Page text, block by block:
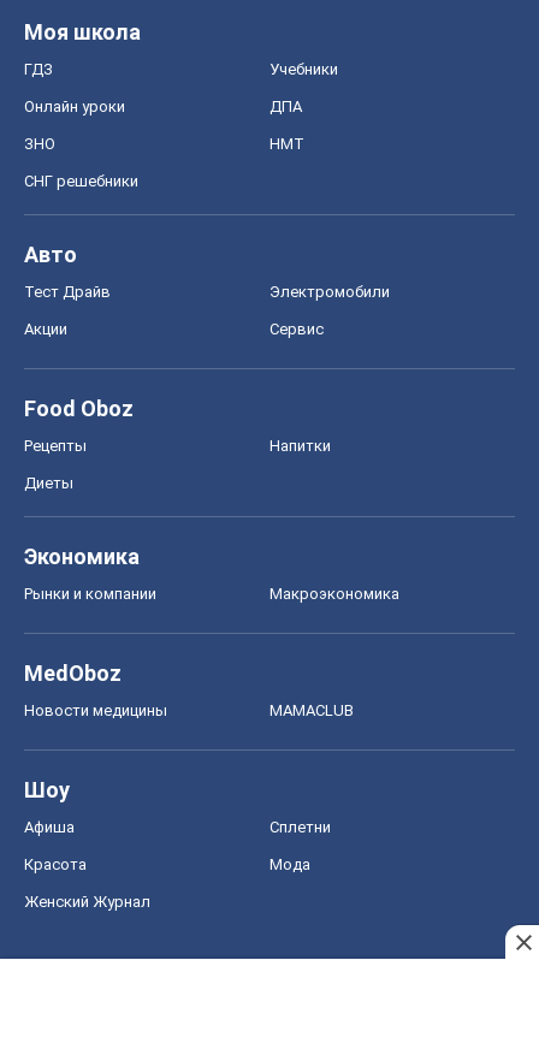
Моя школа
ГДЗ Учебники
Онлайн уроки ДПА
ЗНО НМТ
СНГ решебники
Авто
Тест Драйв Электромобили
Акции Сервис
Food Oboz
Рецепты Напитки
Диеты
Экономика
Рынки и компании Mакроэкономика
MedOboz
Новости медицины MAMACLUB
Шоу
Афиша Сплетни
Красота Мода
Женский Журнал